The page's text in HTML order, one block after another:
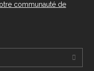
communauté de